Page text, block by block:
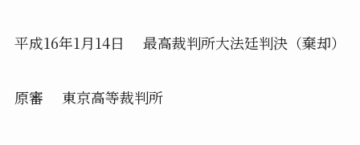
平成16年1月14日 最高裁判所大法廷判決（棄却）
原審 東京高等裁判所